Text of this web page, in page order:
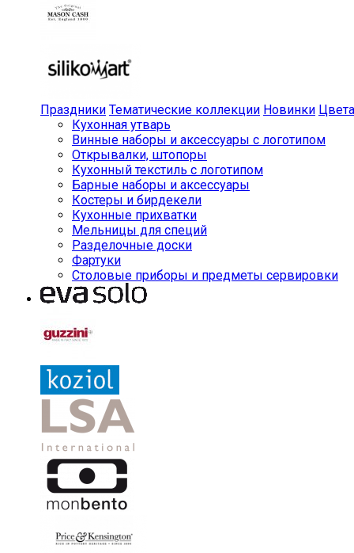
Праздники Тематические коллекции Новинки Цвета
Кухонная утварь
Винные наборы и аксессуары с логотипом
Открывалки, штопоры
Кухонный текстиль с логотипом
Барные наборы и аксессуары
Костеры и бирдекели
Кухонные прихватки
Мельницы для специй
Разделочные доски
Фартуки
Столовые приборы и предметы сервировки